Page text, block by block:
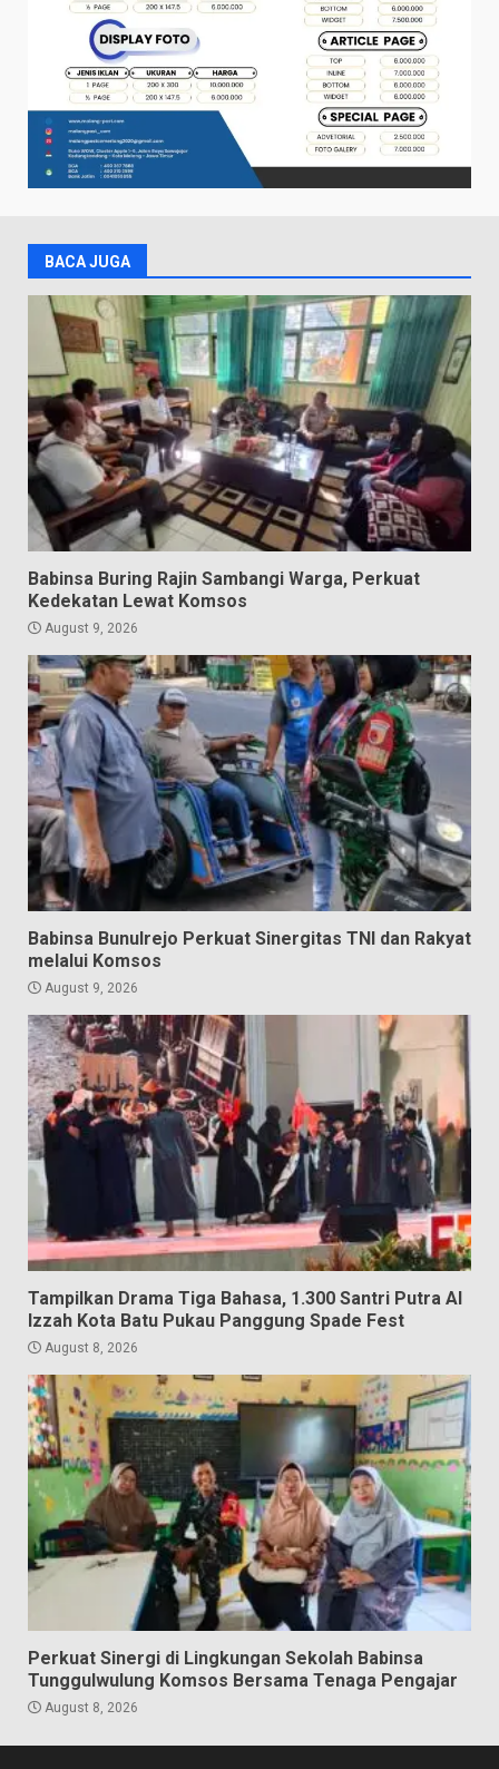
BACA JUGA
Babinsa Buring Rajin Sambangi Warga, Perkuat
Kedekatan Lewat Komsos
August 9, 2026
Babinsa Bunulrejo Perkuat Sinergitas TNI dan Rakyat
melalui Komsos
August 9, 2026
Tampilkan Drama Tiga Bahasa, 1.300 Santri Putra Al
Izzah Kota Batu Pukau Panggung Spade Fest
August 8, 2026
Perkuat Sinergi di Lingkungan Sekolah Babinsa
Tunggulwulung Komsos Bersama Tenaga Pengajar
August 8, 2026